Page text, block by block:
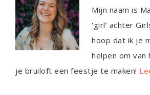
Mijn naam is
‘girl’ achter
hoop dat ik je
helpen om van
je bruiloft een feestje te maken!